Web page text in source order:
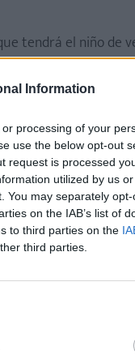
Information
processing of your
use the below opt-out
request is processed
utilized by us
You may separately
on the IAB’s list of
to third parties on the
third parties.
tendrá el niño de
sentirá más
este tipo de
con gestos o con
que de lo que
, y el mejor método para
con nuestras
La